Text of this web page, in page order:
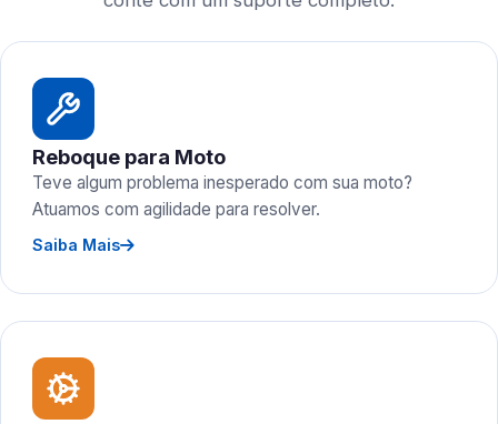
Reboque para Moto
Teve algum problema inesperado com sua moto?
Atuamos com agilidade para resolver.
Saiba Mais